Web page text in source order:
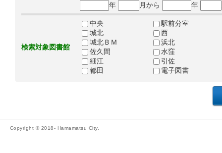
年
月から 年
検索対象図書館
中央
駅前分室
城北
西
城北ＢＭ
浜北
佐久間
水窪
細江
引佐
都田
電子図書
Copyright © 2018- Hamamatsu City.